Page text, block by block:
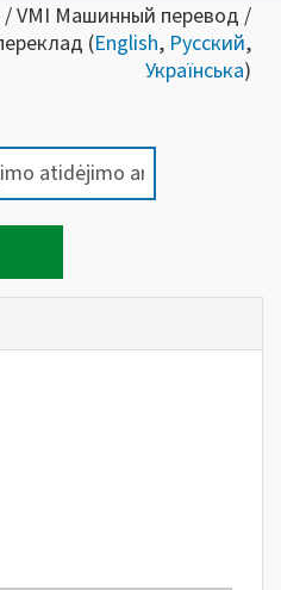
/ VMI Машинный перевод /
(English, Русский,
Українська)